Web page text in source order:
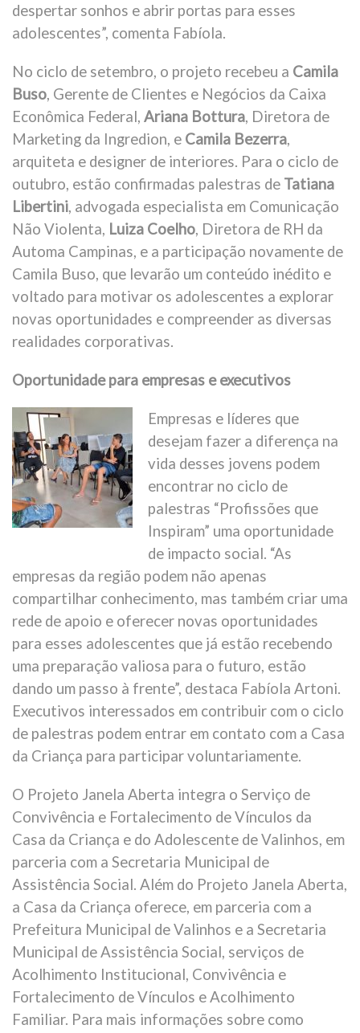
despertar sonhos e abrir portas para esses
adolescentes”, comenta Fabíola.
No ciclo de setembro, o projeto recebeu a Camila
Buso, Gerente de Clientes e Negócios da Caixa
Econômica Federal, Ariana Bottura, Diretora de
Marketing da Ingredion, e Camila Bezerra,
arquiteta e designer de interiores. Para o ciclo de
outubro, estão confirmadas palestras de Tatiana
Libertini, advogada especialista em Comunicação
Não Violenta, Luiza Coelho, Diretora de RH da
Automa Campinas, e a participação novamente de
Camila Buso, que levarão um conteúdo inédito e
voltado para motivar os adolescentes a explorar
novas oportunidades e compreender as diversas
realidades corporativas.
Oportunidade para empresas e executivos
Empresas e líderes que
desejam fazer a diferença na
vida desses jovens podem
encontrar no ciclo de
palestras “Profissões que
Inspiram” uma oportunidade
de impacto social. “As
empresas da região podem não apenas
compartilhar conhecimento, mas também criar uma
rede de apoio e oferecer novas oportunidades
para esses adolescentes que já estão recebendo
uma preparação valiosa para o futuro, estão
dando um passo à frente”, destaca Fabíola Artoni.
Executivos interessados em contribuir com o ciclo
de palestras podem entrar em contato com a Casa
da Criança para participar voluntariamente.
O Projeto Janela Aberta integra o Serviço de
Convivência e Fortalecimento de Vínculos da
Casa da Criança e do Adolescente de Valinhos, em
parceria com a Secretaria Municipal de
Assistência Social. Além do Projeto Janela Aberta,
a Casa da Criança oferece, em parceria com a
Prefeitura Municipal de Valinhos e a Secretaria
Municipal de Assistência Social, serviços de
Acolhimento Institucional, Convivência e
Fortalecimento de Vínculos e Acolhimento
Familiar. Para mais informações sobre como